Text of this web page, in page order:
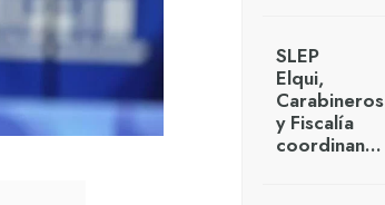
SLEP
Elqui,
Carabineros
y Fiscalía
coordinan…